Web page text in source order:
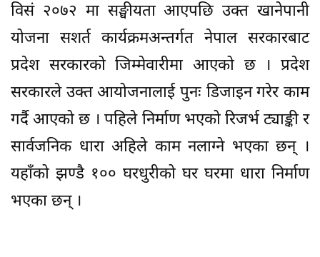
विसं २०७२ मा सङ्घीयता आएपछि उक्त खानेपानी
योजना सशर्त कार्यक्रमअन्तर्गत नेपाल सरकारबाट
प्रदेश सरकारको जिम्मेवारीमा आएको छ । प्रदेश
सरकारले उक्त आयोजनालाई पुनः डिजाइन गरेर काम
गर्दै आएको छ । पहिले निर्माण भएको रिजर्भ ट्याङ्की र
सार्वजनिक धारा अहिले काम नलाग्ने भएका छन् ।
यहाँको झण्डै १०० घरधुरीको घर घरमा धारा निर्माण
भएका छन् ।